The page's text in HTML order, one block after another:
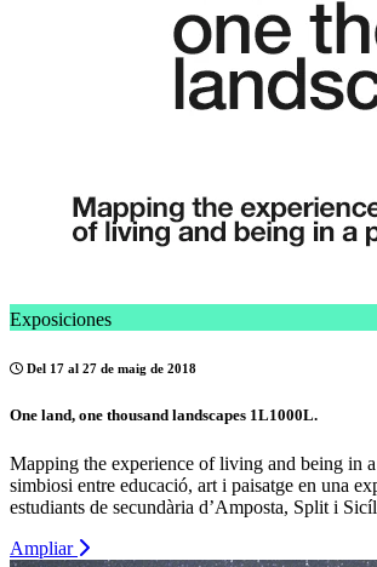
Exposiciones
Del 17 al 27 de maig de 2018
One land, one thousand landscapes 1L1000L.
Mapping the experience of living and being in
simbiosi entre educació, art i paisatge en una
estudiants de secundària d’Amposta, Split i
Ampliar